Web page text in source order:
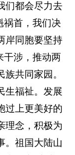
们都会尽力去
祸首，我们决
岸同胞要坚持
干涉，推动两
共同家园。
生福祉。发展
过上更美好的
理念，积极为
。祖国大陆山